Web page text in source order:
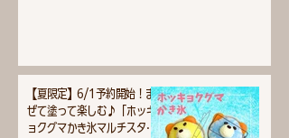
【夏限定】6/1予約開始！ま
ぜて塗って楽しむ♪「ホッキ
ョクグマかき氷マルチスタン